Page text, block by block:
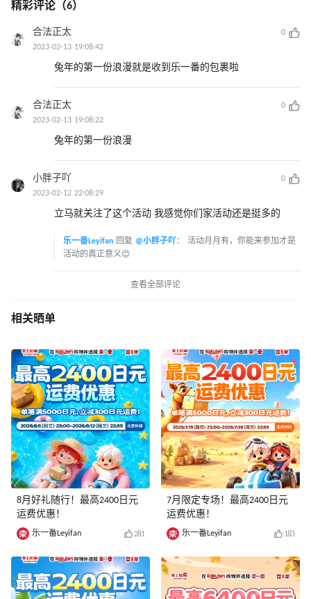
精彩评论（6）
合法正太
0
2023-02-13 19:08:42
兔年的第一份浪漫就是收到乐一番的包裹啦
合法正太
0
2023-02-13 19:08:22
兔年的第一份浪漫
小胖子吖
0
2023-02-12 22:08:29
立马就关注了这个活动 我感觉你们家活动还是挺多的
乐一番Leyifan 回复 @小胖子吖 ： 活动月月有，你能来参加才是
活动的真正意义😊
查看全部评论
相关晒单
8月好礼随行！最高2400日元
运费优惠！
乐一番Leyifan 281
7月限定专场！最高2400日元
运费优惠！
乐一番Leyifan 183